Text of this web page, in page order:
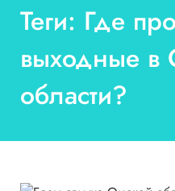
Теги: Где
выходные в
области?